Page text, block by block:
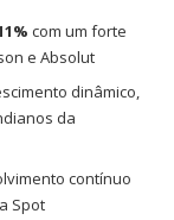
com um forte
e Absolut
dinâmico,
da
contínuo
Spot